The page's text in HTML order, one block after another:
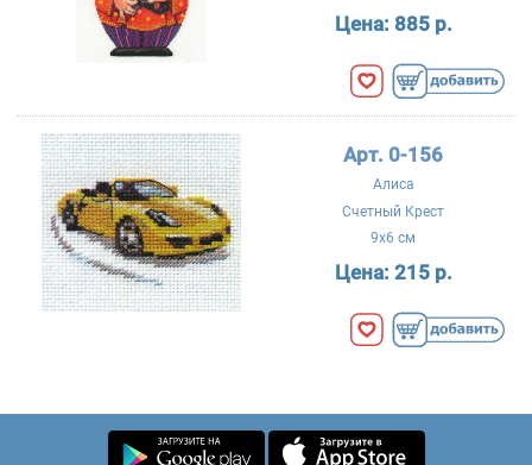
Цена: 885 р.
Арт. 0-156
Алиса
Счетный Крест
9x6 см
Цена: 215 р.